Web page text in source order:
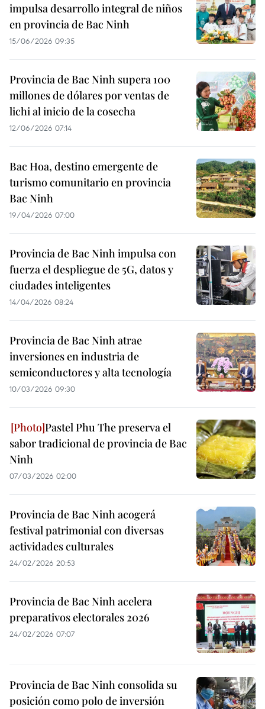
impulsa desarrollo integral de niños
en provincia de Bac Ninh
15/06/2026 09:35
Provincia de Bac Ninh supera 100
millones de dólares por ventas de
lichi al inicio de la cosecha
12/06/2026 07:14
Bac Hoa, destino emergente de
turismo comunitario en provincia
Bac Ninh
19/04/2026 07:00
Provincia de Bac Ninh impulsa con
fuerza el despliegue de 5G, datos y
ciudades inteligentes
14/04/2026 08:24
Provincia de Bac Ninh atrae
inversiones en industria de
semiconductores y alta tecnología
10/03/2026 09:30
Pastel Phu The preserva el
sabor tradicional de provincia de Bac
Ninh
07/03/2026 02:00
Provincia de Bac Ninh acogerá
festival patrimonial con diversas
actividades culturales
24/02/2026 20:53
Provincia de Bac Ninh acelera
preparativos electorales 2026
24/02/2026 07:07
Provincia de Bac Ninh consolida su
posición como polo de inversión